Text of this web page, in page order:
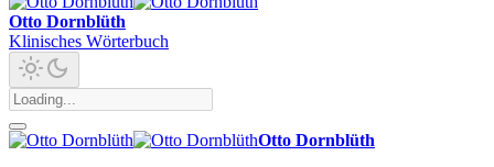
Otto Dornblüth
Klinisches Wörterbuch
Otto Dornblüth